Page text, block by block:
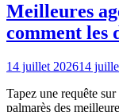
Meilleures
comment les
14 juillet 202614
Tapez une requête
palmarès des